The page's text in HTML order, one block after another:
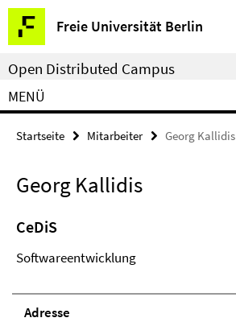
Springe
direkt
zu
Inhalt
Freie Universität Berlin
Service-
Navigation
Open Distributed Campus
MENÜ
Startseite Mitarbeiter Georg Kallidis
Georg Kallidis
CeDiS
Softwareentwicklung
Adresse